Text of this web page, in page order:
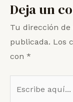
Deja un
Tu dirección
publicada. Los
con *